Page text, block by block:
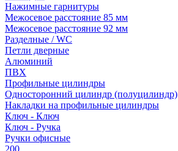
Нажимные гарнитуры
Межосевое расстояние 85 мм
Межосевое расстояние 92 мм
Разделные / WC
Петли дверные
Алюминий
ПВХ
Профильные цилиндры
Односторонний цилиндр (полуцилиндр)
Накладки на профильные цилиндры
Ключ - Ключ
Ключ - Ручка
Ручки офисные
200